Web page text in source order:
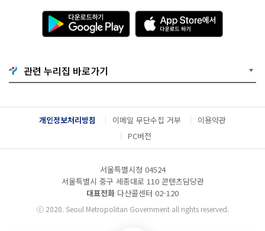
다
운
로
기
G
o
g
l
e
A
p
p
e
서
다
운
관련 누리집 바로가기
개인정보처리방침 이메일 무단수집 거부
이용약관
PC버전
서울특별시청 04524
서울특별시 중구 세종대로 110 콘텐츠담당관
대표전화 다산콜센터 02-120
ⓒ2020. Seoul Metropolitan Government all rights reserved.